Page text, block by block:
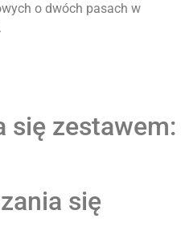
o dwóch pasach w
się zestawem:
się